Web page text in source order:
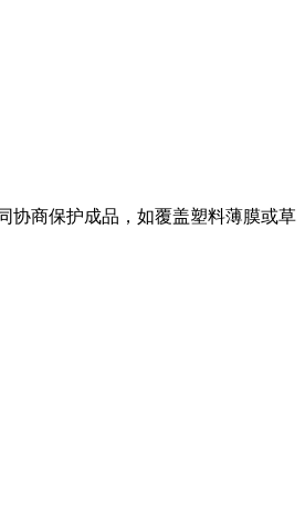
商保护成品，如覆盖塑料薄膜或草